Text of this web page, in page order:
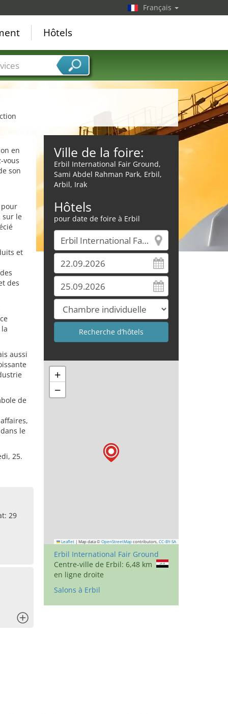
en
vous
son
pour
sur le
et
des
aussi
de
le
25.
29
Ville de la foire:
Erbil International Fair Ground,
Sami Abdel Rahman Park, Erbil,
Arbil, Irak
Hôtels
pour date de foire à Erbil
+
−
Leaflet | Map data © OpenStreetMap contributors, CC-BY-SA
Erbil International Fair Ground
Centre-ville de Erbil: 6,48 km
en ligne droite
Salons à Erbil
Français
Hôtels